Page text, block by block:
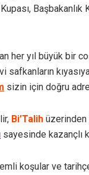
Kupası,
her yıl büyük bir
safkanların
sizin için doğru
Bi’Talih üzerinden
sayesinde kazançlı
koşular ve